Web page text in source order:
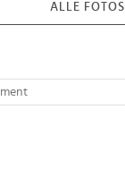
ALLE FOTOS